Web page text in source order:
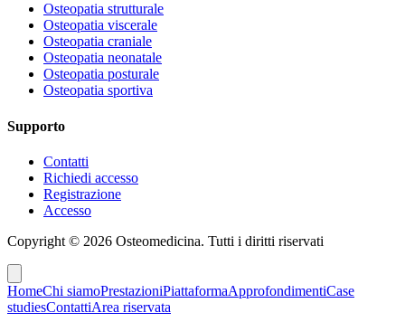
Osteopatia strutturale
Osteopatia viscerale
Osteopatia craniale
Osteopatia neonatale
Osteopatia posturale
Osteopatia sportiva
Supporto
Contatti
Richiedi accesso
Registrazione
Accesso
Copyright © 2026 Osteomedicina. Tutti i diritti riservati
HomeChi siamoPrestazioniPiattaformaApprofondimentiCase
studiesContattiArea riservata